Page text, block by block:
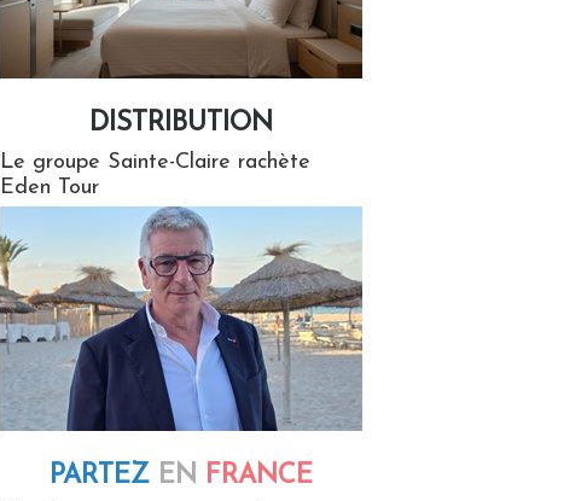
DISTRIBUTION
Le groupe Sainte-Claire rachète
Eden Tour
PARTEZ EN FRANCE